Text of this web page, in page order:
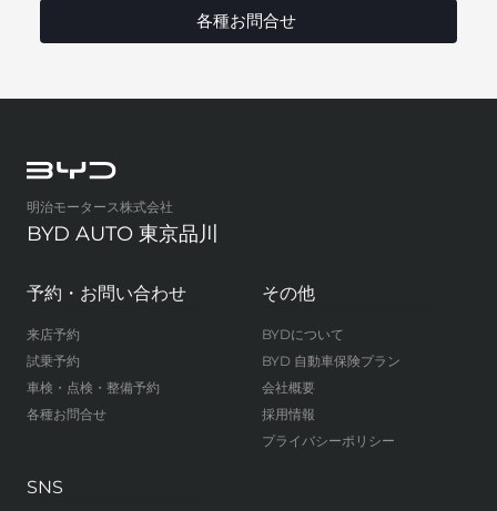
各種お問合せ
明治モータース株式会社
BYD AUTO 東京品川
予約・お問い合わせ
来店予約
試乗予約
車検・点検・整備予約
各種お問合せ
その他
BYDについて
BYD 自動車保険プラン
会社概要
採用情報
プライバシーポリシー
SNS